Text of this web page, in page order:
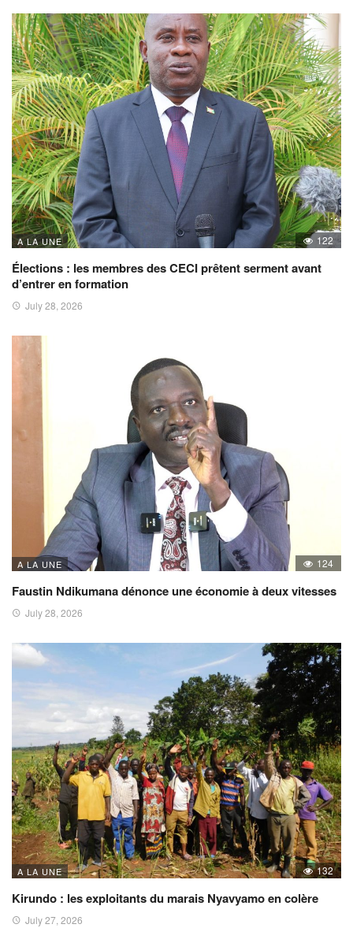
A LA UNE 122
Élections : les membres des CECI prêtent serment avant
d’entrer en formation
July 28, 2026
A LA UNE 124
Faustin Ndikumana dénonce une économie à deux vitesses
July 28, 2026
A LA UNE 132
Kirundo : les exploitants du marais Nyavyamo en colère
July 27, 2026